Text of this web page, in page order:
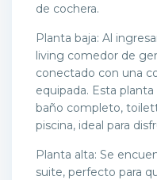
de cochera.
Planta baja: Al
living comedor de
conectado con una
equipada. Esta
baño completo,
piscina, ideal para
Planta alta: Se
suite, perfecto para